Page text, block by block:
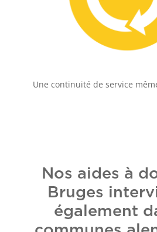
Une continuité de service
Nos aides à
Bruges
également